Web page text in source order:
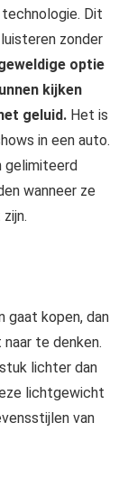
Dit
zonder
optie
kijken
geluid. Het is
in een auto.
gelimiteerd
wanneer ze
gaat kopen, dan
te denken.
lichter dan
lichtgewicht
van